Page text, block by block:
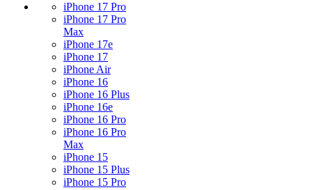
iPhone 17 Pro
iPhone 17 Pro
Max
iPhone 17e
iPhone 17
iPhone Air
iPhone 16
iPhone 16 Plus
iPhone 16e
iPhone 16 Pro
iPhone 16 Pro
Max
iPhone 15
iPhone 15 Plus
iPhone 15 Pro